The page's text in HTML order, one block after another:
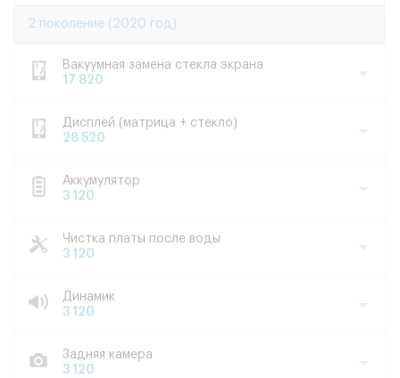
2 поколение (2020 год)
Вакуумная замена стекла экрана
17 820
Дисплей (матрица + стекло)
28 520
Аккумулятор
3 120
Чистка платы после воды
3 120
Динамик
3 120
Задняя камера
3 120